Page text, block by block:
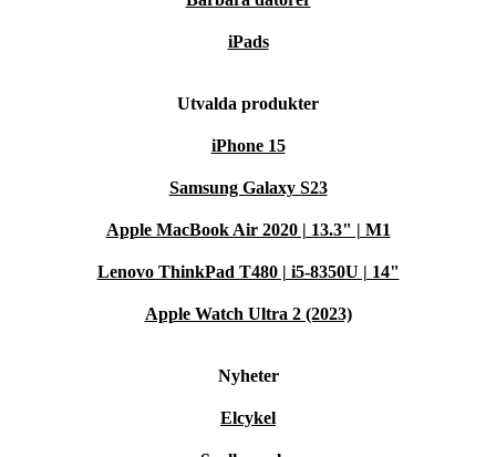
iPads
Utvalda produkter
iPhone 15
Samsung Galaxy S23
Apple MacBook Air 2020 | 13.3" | M1
Lenovo ThinkPad T480 | i5-8350U | 14"
Apple Watch Ultra 2 (2023)
Nyheter
Elcykel